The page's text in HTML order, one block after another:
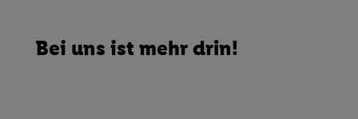
Bei uns ist mehr drin!